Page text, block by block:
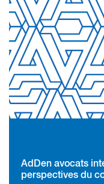
AdDen avocats
perspectives du